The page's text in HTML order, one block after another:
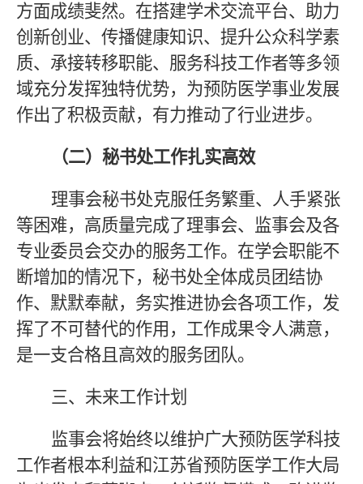
方面成绩斐然。在搭建学术交流平台、助力
创新创业、传播健康知识、提升公众科学素
质、承接转移职能、服务科技工作者等多领
域充分发挥独特优势，为预防医学事业发展
作出了积极贡献，有力推动了行业进步。
（二）秘书处工作扎实高效
理事会秘书处克服任务繁重、人手紧张
等困难，高质量完成了理事会、监事会及各
专业委员会交办的服务工作。在学会职能不
断增加的情况下，秘书处全体成员团结协
作、默默奉献，务实推进协会各项工作，发
挥了不可替代的作用，工作成果令人满意，
是一支合格且高效的服务团队。
三、未来工作计划
监事会将始终以维护广大预防医学科技
工作者根本利益和江苏省预防医学工作大局